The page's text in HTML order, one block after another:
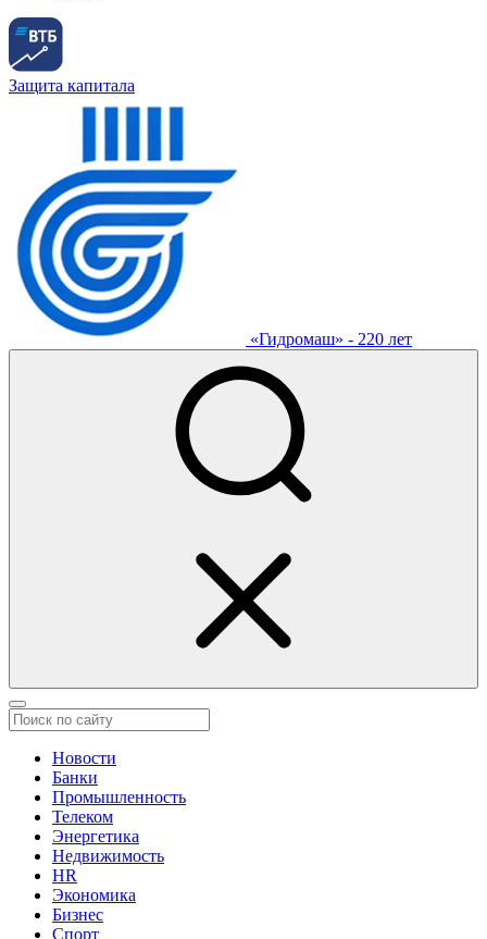
Защита капитала
«Гидромаш» - 220 лет
Новости
Банки
Промышленность
Телеком
Энергетика
Недвижимость
HR
Экономика
Бизнес
Спорт